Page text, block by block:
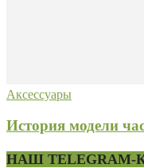
Аксессуары
История модели
НАШ